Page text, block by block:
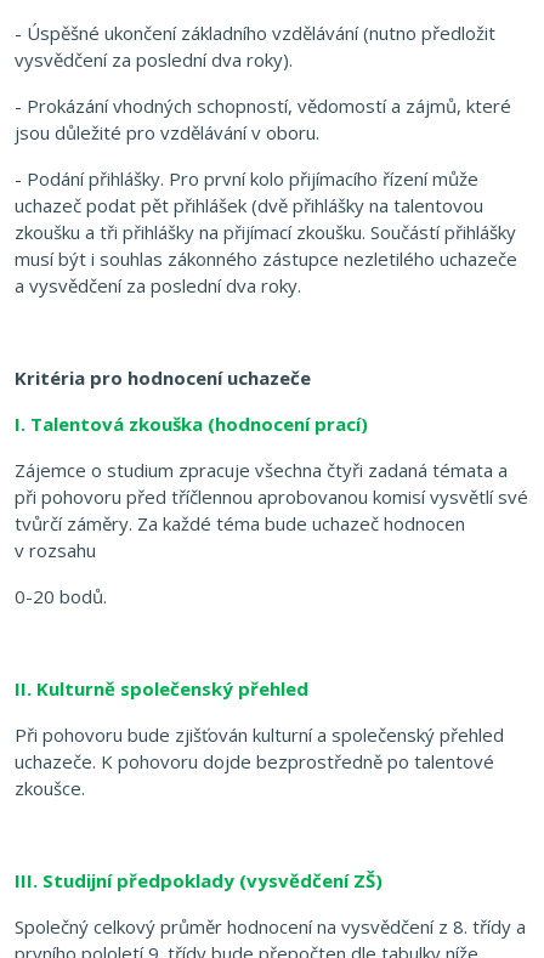
- Úspěšné ukončení základního vzdělávání (nutno předložit
vysvědčení za poslední dva roky).
- Prokázání vhodných schopností, vědomostí a zájmů, které
jsou důležité pro vzdělávání v oboru.
- Podání přihlášky. Pro první kolo přijímacího řízení může
uchazeč podat pět přihlášek (dvě přihlášky na talentovou
zkoušku a tři přihlášky na přijímací zkoušku. Součástí přihlášky
musí být i souhlas zákonného zástupce nezletilého uchazeče
a vysvědčení za poslední dva roky.
Kritéria pro hodnocení uchazeče
I. Talentová zkouška (hodnocení prací)
Zájemce o studium zpracuje všechna čtyři zadaná témata a
při pohovoru před tříčlennou aprobovanou komisí vysvětlí své
tvůrčí záměry. Za každé téma bude uchazeč hodnocen
v rozsahu
0-20 bodů.
II. Kulturně společenský přehled
Při pohovoru bude zjišťován kulturní a společenský přehled
uchazeče. K pohovoru dojde bezprostředně po talentové
zkoušce.
III. Studijní předpoklady (vysvědčení ZŠ)
Společný celkový průměr hodnocení na vysvědčení z 8. třídy a
prvního pololetí 9. třídy bude přepočten dle tabulky níže.